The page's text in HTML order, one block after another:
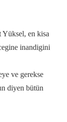
Yüksel, en kisa
inandigini
ve gerekse
diyen bütün